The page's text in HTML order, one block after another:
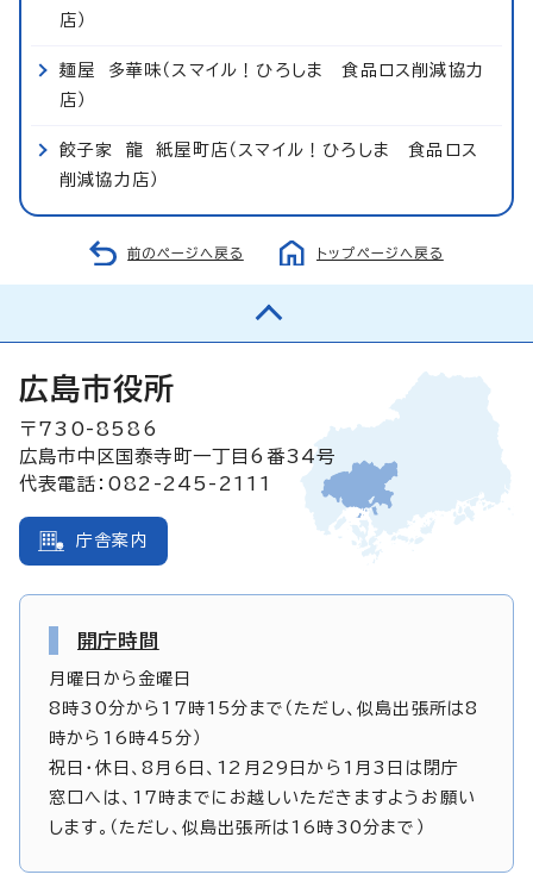
店）
麺屋 多華味（スマイル！ひろしま 食品ロス削減協力
店）
餃子家 龍 紙屋町店（スマイル！ひろしま 食品ロス
削減協力店）
前のページへ戻る トップページへ戻る
広島市役所
〒730-8586
広島市中区国泰寺町一丁目6番34号
代表電話：082-245-2111
庁舎案内
開庁時間
月曜日から金曜日
8時30分から17時15分まで（ただし、似島出張所は8
時から16時45分）
祝日・休日、8月6日、12月29日から1月3日は閉庁
窓口へは、17時までにお越しいただきますようお願い
します。（ただし、似島出張所は16時30分まで）